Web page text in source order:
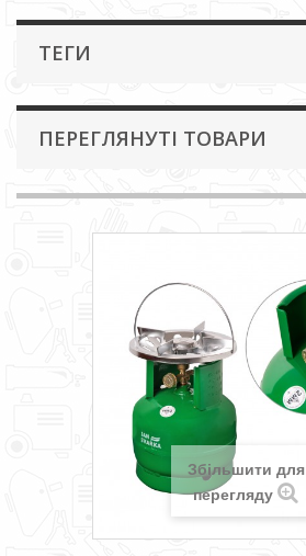
ТЕГИ
ПЕРЕГЛЯНУТІ ТОВАРИ
Збільшити для
перегляду